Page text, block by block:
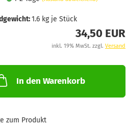
1.6kg je Stück
34,50 EUR
inkl. 19% MwSt. zzgl. Versand
In den Warenkorb
zum Produkt